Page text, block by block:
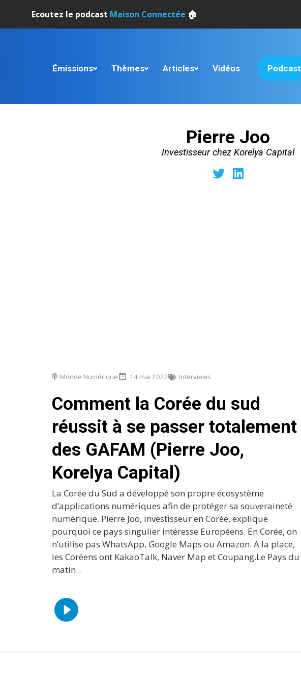
Ecoutez le podcast Maison Connectée 🏠
Émissions Thèmes Articles Vidéos Podcast
Pierre Joo
Investisseur chez Korelya Capital
Monde Numérique 14 mai 2022 Interviews
Comment la Corée du sud
réussit à se passer totalement
des GAFAM (Pierre Joo,
Korelya Capital)
La Corée du Sud a développé son propre écosystème
d’applications numériques afin de protéger sa souveraineté
numérique. Pierre Joo, investisseur en Corée, explique
pourquoi ce pays singulier intéresse Européens. En Corée, on
n’utilise pas WhatsApp, Google Maps ou Amazon. A la place,
les Coréens ont KakaoTalk, Naver Map et Coupang.Le Pays du
matin...